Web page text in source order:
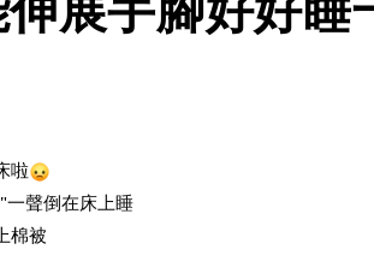
啦
聲倒在床上睡
棉被